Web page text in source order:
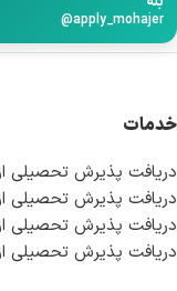
@apply_mohajer
خدمات
دریافت پذیرش تحصیلی
دریافت پذیرش تحصیلی
دریافت پذیرش تحصیلی از
دریافت پذیرش تحصیلی